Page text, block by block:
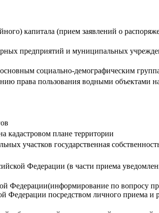
капитала (прием заявлений о
предприятий и муниципальных
социально-демографическим
права пользования водными объектами
кадастровом плане территории
участков государственная
Федерации (в части приема
Федерации(информирование по вопросу
Федерации посредством личного приема